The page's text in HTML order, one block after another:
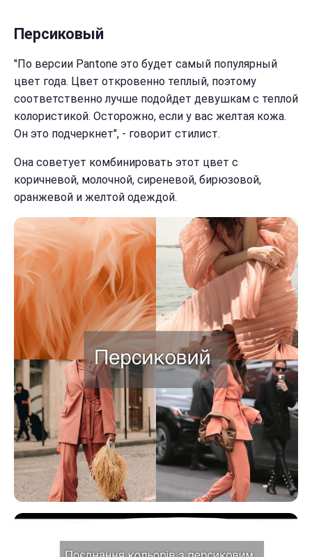
Персиковый
"По версии Pantone это будет самый популярный
цвет года. Цвет откровенно теплый, поэтому
соответственно лучше подойдет девушкам с теплой
колористикой. Осторожно, если у вас желтая кожа.
Он это подчеркнет", - говорит стилист.
Она советует комбинировать этот цвет с
коричневой, молочной, сиреневой, бирюзовой,
оранжевой и желтой одеждой.